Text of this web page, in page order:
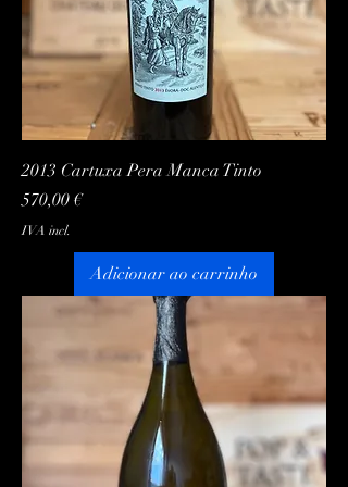
2013 Cartuxa Pera Manca Tinto
Preço
570,00 €
IVA incl.
Adicionar ao carrinho